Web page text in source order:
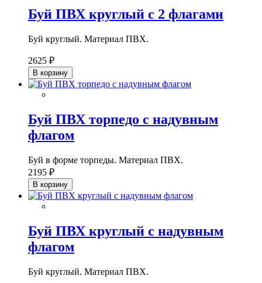
Буй ПВХ круглый с 2 флагами
Буй круглый. Материал ПВХ.
2625 ₽
В корзину
Буй ПВХ торпедо с надувным
флагом
Буй в форме торпеды. Материал ПВХ.
2195 ₽
В корзину
Буй ПВХ круглый с надувным
флагом
Буй круглый. Материал ПВХ.